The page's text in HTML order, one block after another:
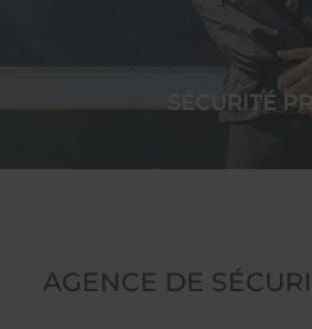
AGENCE DE
SÉCURITÉ